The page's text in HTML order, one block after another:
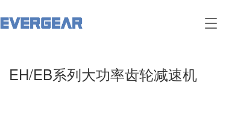
T
EH/EB系列大功率齿轮减速机